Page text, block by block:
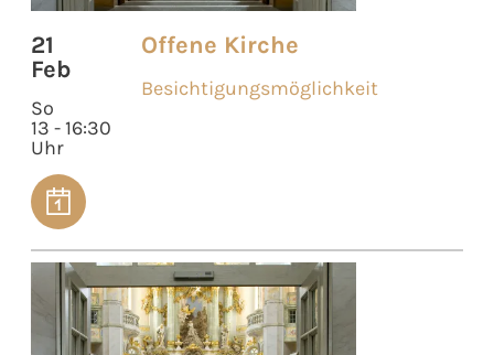
21
Feb
So
13 - 16:30
Uhr
Offene Kirche
Besichtigungsmöglichkeit